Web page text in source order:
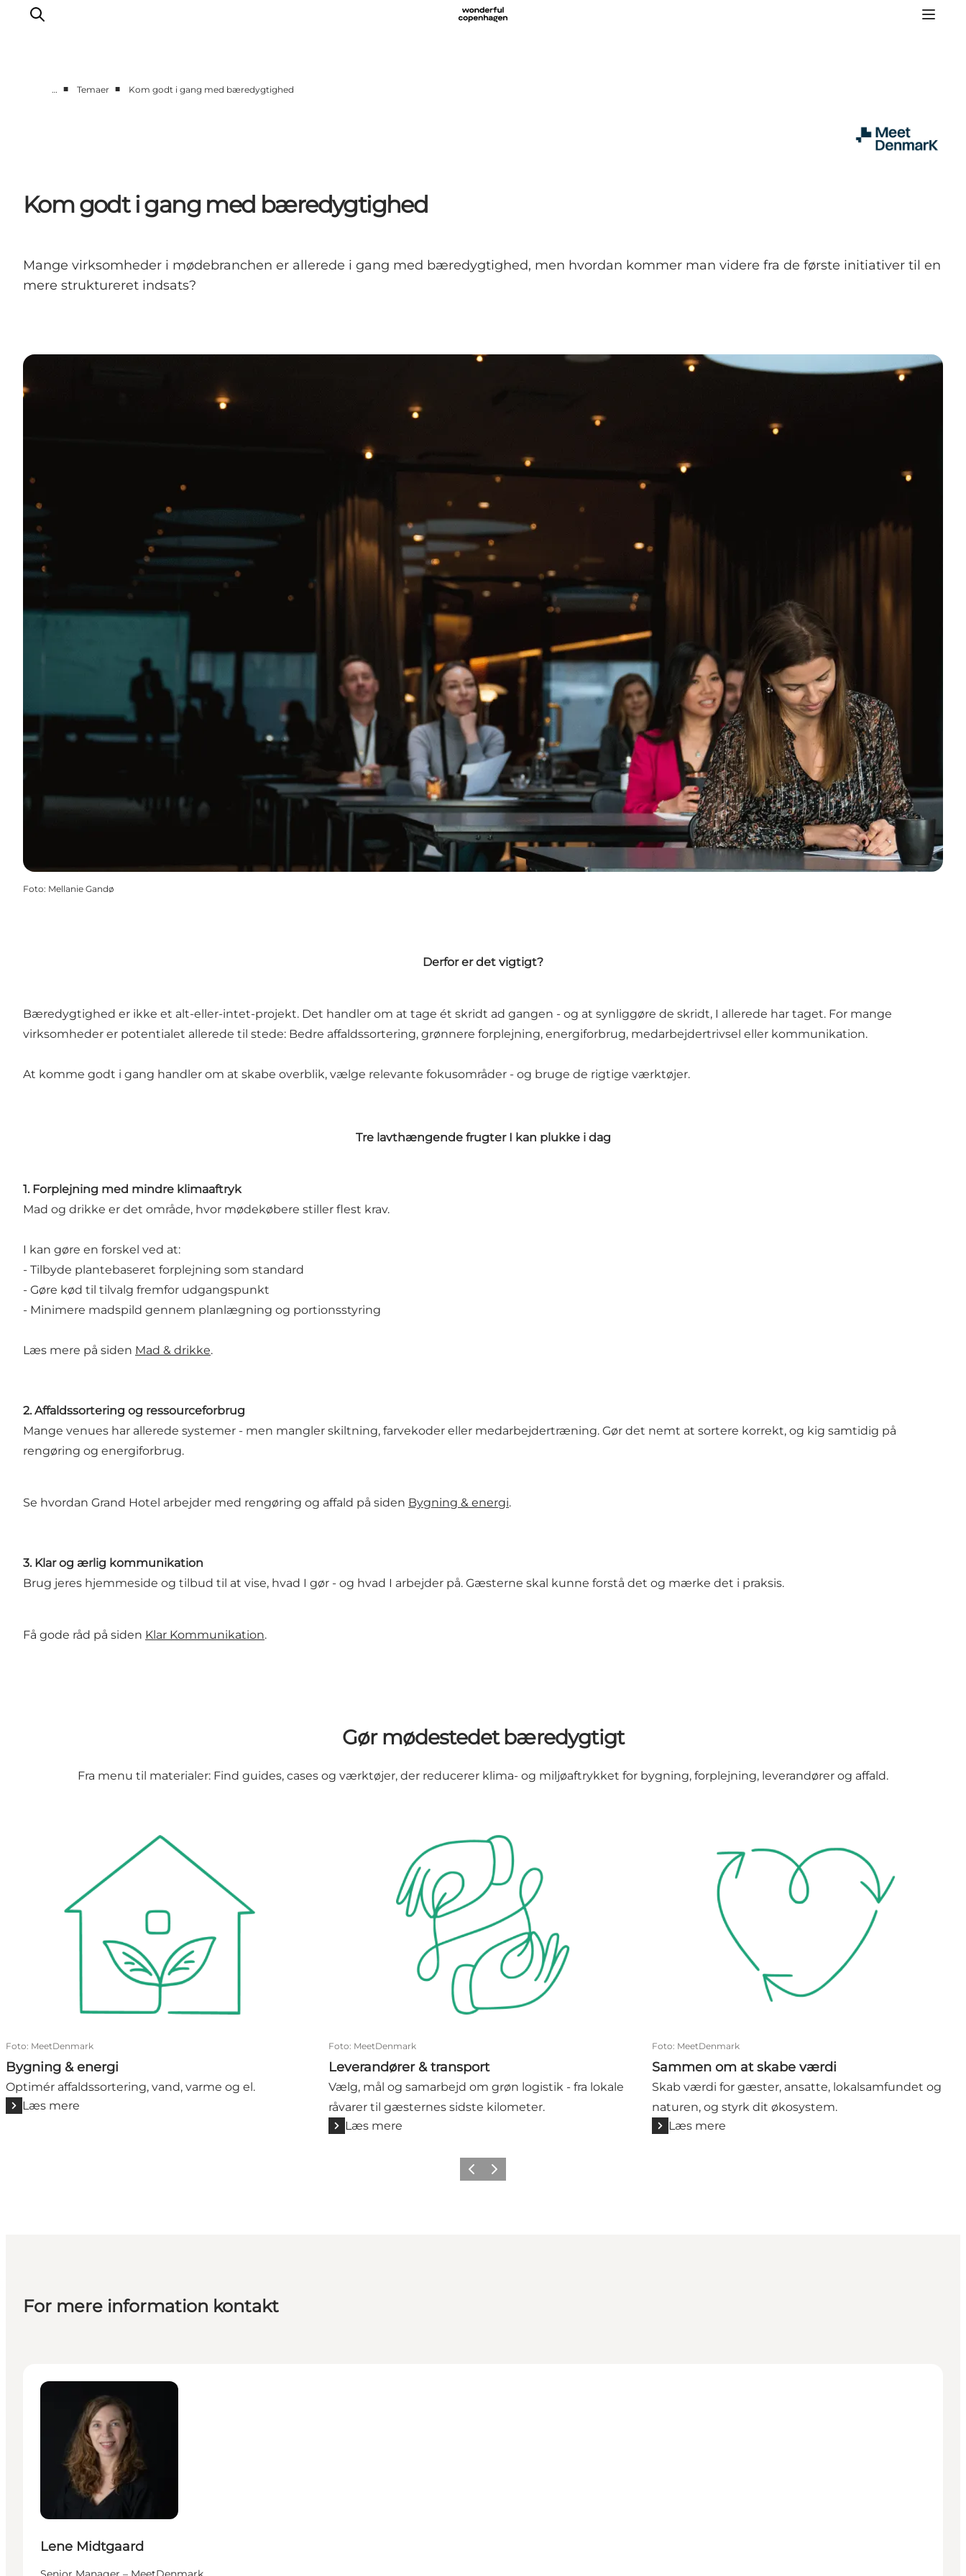
English
… ■ Temaer ■ Kom godt i gang med bæredygtighed
Kom godt i gang med bæredygtighed
Mange virksomheder i mødebranchen er allerede i gang med bæredygtighed, men hvordan kommer man videre fra de første initiativer til en
mere struktureret indsats?
Foto: Mellanie Gandø
Derfor er det vigtigt?
Bæredygtighed er ikke et alt-eller-intet-projekt. Det handler om at tage ét skridt ad gangen - og at synliggøre de skridt, I allerede har taget. For mange
virksomheder er potentialet allerede til stede: Bedre affaldssortering, grønnere forplejning, energiforbrug, medarbejdertrivsel eller kommunikation.
At komme godt i gang handler om at skabe overblik, vælge relevante fokusområder - og bruge de rigtige værktøjer.
Tre lavthængende frugter I kan plukke i dag
1. Forplejning med mindre klimaaftryk
Mad og drikke er det område, hvor mødekøbere stiller flest krav.
I kan gøre en forskel ved at:
- Tilbyde plantebaseret forplejning som standard
- Gøre kød til tilvalg fremfor udgangspunkt
- Minimere madspild gennem planlægning og portionsstyring
Læs mere på siden Mad & drikke.
2. Affaldssortering og ressourceforbrug
Mange venues har allerede systemer - men mangler skiltning, farvekoder eller medarbejdertræning. Gør det nemt at sortere korrekt, og kig samtidig på
rengøring og energiforbrug.
Se hvordan Grand Hotel arbejder med rengøring og affald på siden Bygning & energi.
3. Klar og ærlig kommunikation
Brug jeres hjemmeside og tilbud til at vise, hvad I gør - og hvad I arbejder på. Gæsterne skal kunne forstå det og mærke det i praksis.
Få gode råd på siden Klar Kommunikation.
Gør mødestedet bæredygtigt
Fra menu til materialer: Find guides, cases og værktøjer, der reducerer klima- og miljøaftrykket for bygning, forplejning, leverandører og affald.
Foto: MeetDenmark
Bygning & energi
Optimér affaldssortering, vand, varme og el.
Læs mere
Foto: MeetDenmark
Leverandører & transport
Vælg, mål og samarbejd om grøn logistik - fra lokale
råvarer til gæsternes sidste kilometer.
Læs mere
Foto: MeetDenmark
Sammen om at skabe værdi
Skab værdi for gæster, ansatte, lokalsamfundet og
naturen, og styrk dit økosystem.
Læs mere
ForrigeNæste
For mere information kontakt
Lene Midtgaard